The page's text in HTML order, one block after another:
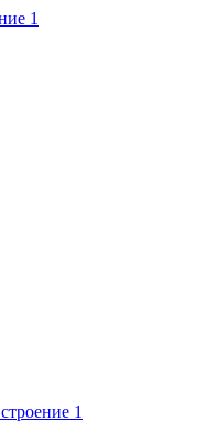
1
1